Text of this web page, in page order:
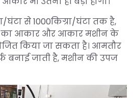
घंटा से 1000किग्रा/घंटा तक है,
का आकार और आकार मशीन के
किया जा सकता है। आमतौर
बनाई जाती है, मशीन की उपज